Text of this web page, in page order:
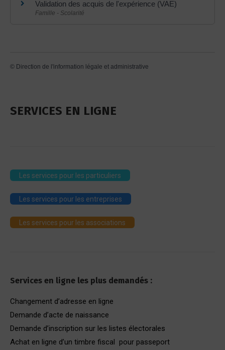
Validation des acquis de l'expérience (VAE)
Famille - Scolarité
© Direction de l'information légale et administrative
SERVICES EN LIGNE
Les services pour les particuliers
Les services pour les entreprises
Les services pour les associations
Services en ligne les plus demandés :
Changement d’adresse en ligne
Demande d’acte de naissance
Demande d’inscription sur les listes électorales
Achat en ligne d’un timbre fiscal pour passeport